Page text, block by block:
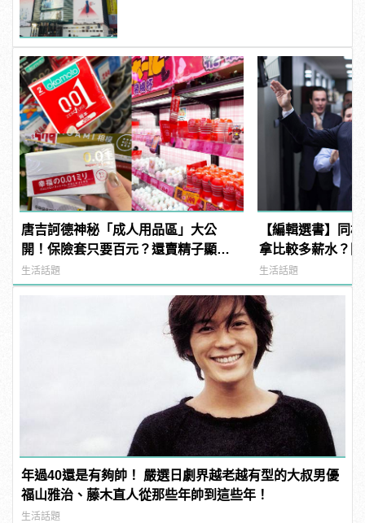
唐吉訶德神秘「成人用品區」大公
開！保險套只要百元？還賣精子顯微
鏡？
生活話題
【編輯選書】同
拿比較多薪水？
「這個」的能力！
生活話題
年過40還是有夠帥！ 嚴選日劇界越老越有型的大叔男優
福山雅治、藤木直人從那些年帥到這些年！
生活話題